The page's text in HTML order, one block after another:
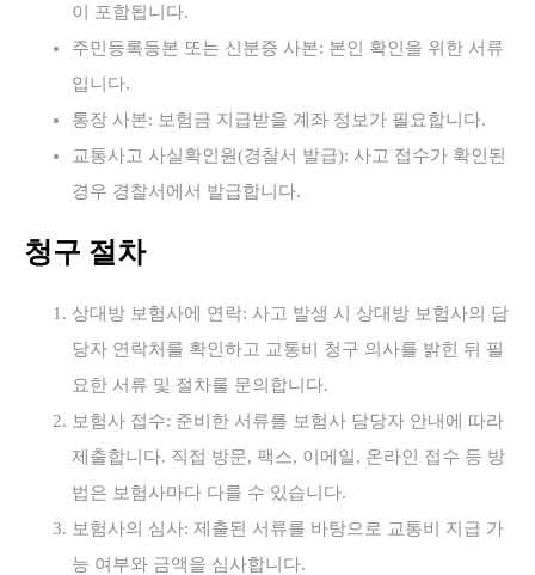
이 포함됩니다.
주민등록등본 또는 신분증 사본: 본인 확인을 위한 서류
입니다.
통장 사본: 보험금 지급받을 계좌 정보가 필요합니다.
교통사고 사실확인원(경찰서 발급): 사고 접수가 확인된
경우 경찰서에서 발급합니다.
청구 절차
상대방 보험사에 연락: 사고 발생 시 상대방 보험사의 담
당자 연락처를 확인하고 교통비 청구 의사를 밝힌 뒤 필
요한 서류 및 절차를 문의합니다.
보험사 접수: 준비한 서류를 보험사 담당자 안내에 따라
제출합니다. 직접 방문, 팩스, 이메일, 온라인 접수 등 방
법은 보험사마다 다를 수 있습니다.
보험사의 심사: 제출된 서류를 바탕으로 교통비 지급 가
능 여부와 금액을 심사합니다.